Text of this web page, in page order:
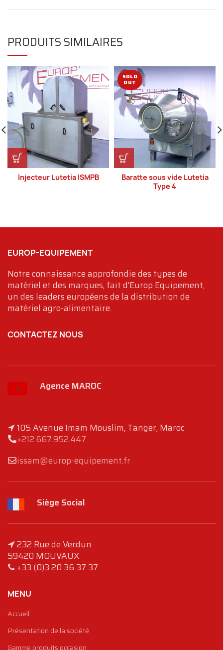
PRODUITS SIMILAIRES
Injecteur Lutetia ISMPB
SOLD
OUT
Baratte sous vide Lutetia
Type 4
EUROP-EQUIPEMENT
Notre connaissance approfondie des types de
matériel et des marques, fait d'Europ Equipement,
un des leaders européens de la distribution de
matériel agro-alimentaire.
CONTACTEZ NOUS
Agence MAROC
105 Avenue Imam Mouslim, Tanger, Maroc
+212.667.952.447
issam@europ-equipement.fr
Siège Social
232 Rue de Verdun
59420 MOUVAUX
+33 (0)3 20 36 37 37
MENU
Accueil
Présentation de la société
Gamme produits occasion